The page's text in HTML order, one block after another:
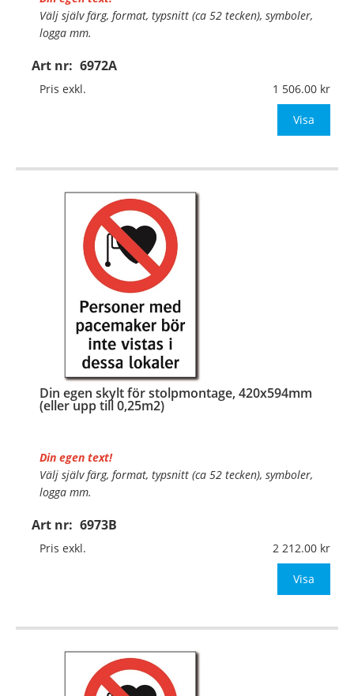
Art nr: 6972A
Välj själv färg, format, typsnitt (ca 52 tecken), symboler,
logga mm.
Material:Plan aluminium, 0,7mm (väggmontage)
Mått:420x594mm (eller annat mått upp till 0,25m²)
Pris exkl. 1 506.00
Visa
Din egen skylt för stolpmontage, 420x594mm
(eller upp till 0,25m2)
Art nr: 6973B
Din egen text!
Välj själv färg, format, typsnitt (ca 52 tecken), symboler,
logga mm.
Material:Kantvikt aluminium, 2mm (stolpmontage)
Mått:420x594mm (eller annat mått upp till 0,25m²)
Pris exkl. 2 212.00
Visa